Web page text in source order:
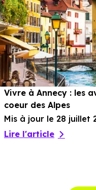
Vivre à Annecy : les
coeur des Alpes
Mis à jour le 28 juillet
Lire l'article